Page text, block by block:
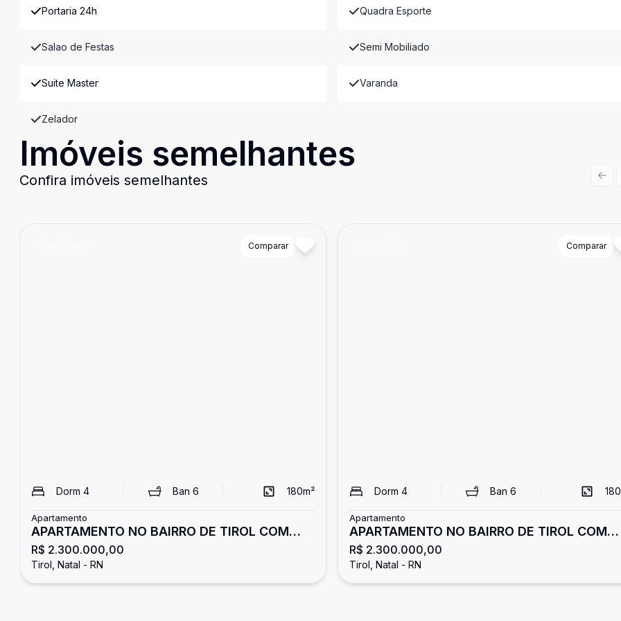
Portaria 24h Quadra Esporte
Salao de Festas Semi Mobiliado
Suite Master Varanda
Zelador
Imóveis semelhantes
Confira imóveis semelhantes
Comparar
Dorm 4 Ban 6 180m²
Apartamento
APARTAMENTO NO BAIRRO DE TIROL COM
180M2
R$ 2.300.000,00
Tirol, Natal - RN
Comparar
Dorm 4 Ban6 180
Apartamento
APARTAMENTO NO BAIRRO DE TIROL COM
180M2
R$ 2.300.000,00
Tirol, Natal - RN